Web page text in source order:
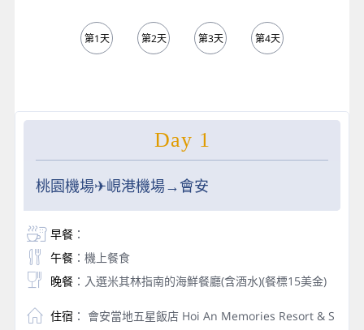
第1天 第2天 第3天 第4天
Day 1
桃園機場✈峴港機場→會安
早餐：
午餐：機上餐食
晚餐：入選米其林指南的海鮮餐廳(含酒水)(餐標15美金)
住宿 ： 會安當地五星飯店 Hoi An Memories Resort & S